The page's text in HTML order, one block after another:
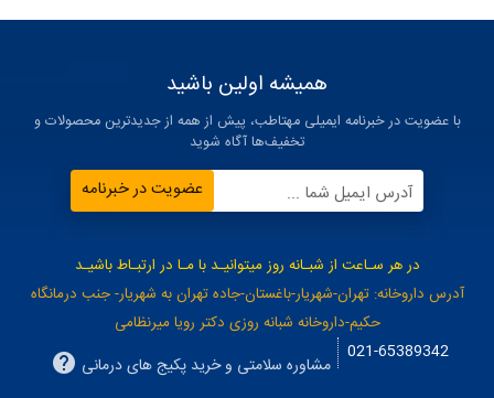
همیشه اولین باشید
با عضویت در خبرنامه ایمیلی مهتاطب، پیش از همه از جدیدترین محصولات و
تخفیف‌ها آگاه شوید
آدرس ایمیل شما ... عضویت در خبرنامه
در هر سـاعت از شبـانه روز میتوانیـد با مـا در ارتبـاط باشیـد
آدرس داروخانه: تهران-شهریار-باغستان-جاده تهران به شهریار- جنب درمانگاه
حکیم-داروخانه شبانه روزی دکتر رویا میرنظامی
021-65389342
مشاوره سلامتی و خرید پکیج های درمانی